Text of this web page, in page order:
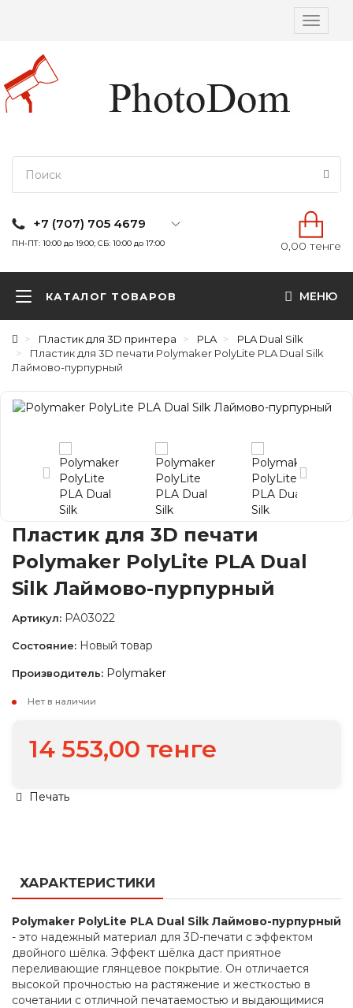
Вкл/
+7 (707) 705 4679
ПН-ПТ: 10:00 до 19:00; СБ: 10:00 до 17:00 0,00 тенге
КАТАЛОГ ТОВАРОВ МЕНЮ
Пластик для 3D принтера PLA
PLA Dual Silk
Пластик для 3D печати Polymaker PolyLite PLA Dual Silk
Лаймово-пурпурный
Пластик для 3D печати
Polymaker PolyLite PLA Dual
Silk Лаймово-пурпурный
Артикул: PA03022
Состояние: Новый товар
Производитель: Polymaker
Нет в наличии
14 553,00 тенге
Печать
ХАРАКТЕРИСТИКИ
Polymaker PolyLite PLA Dual Silk Лаймово-пурпурный
- это надежный материал для 3D-печати с эффектом
двойного шёлка. Эффект шёлка даст приятное
переливающие глянцевое покрытие. Он отличается
высокой прочностью на растяжение и жесткостью в
сочетании с отличной печатаемостью и выдающимися